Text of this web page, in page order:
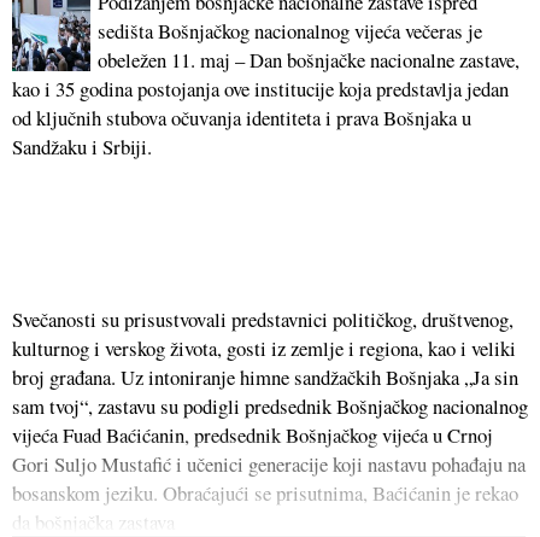
sedišta Bošnjačkog nacionalnog vijeća večeras je
obeležen 11. maj – Dan bošnjačke nacionalne zastave,
kao i 35 godina postojanja ove institucije koja predstavlja jedan
od ključnih stubova očuvanja identiteta i prava Bošnjaka u
Sandžaku i Srbiji.
Svečanosti su prisustvovali predstavnici političkog, društvenog,
kulturnog i verskog života, gosti iz zemlje i regiona, kao i veliki
broj građana. Uz intoniranje himne sandžačkih Bošnjaka „Ja sin
sam tvoj“, zastavu su podigli predsednik Bošnjačkog nacionalnog
vijeća Fuad Baćićanin, predsednik Bošnjačkog vijeća u Crnoj
Gori Suljo Mustafić i učenici generacije koji nastavu pohađaju na
bosanskom jeziku. Obraćajući se prisutnima, Baćićanin je rekao
da bošnjačka zastava